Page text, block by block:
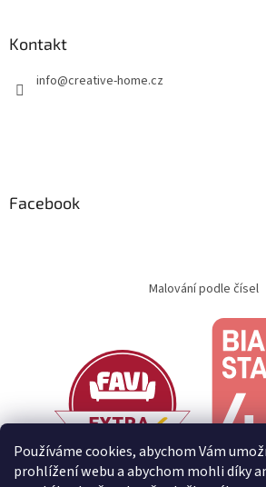
Používáme cookies, abychom Vám
prohlížení webu a abychom mohli díky
Kontakt
info@creative-home.cz
Facebook
Malování podle čísel